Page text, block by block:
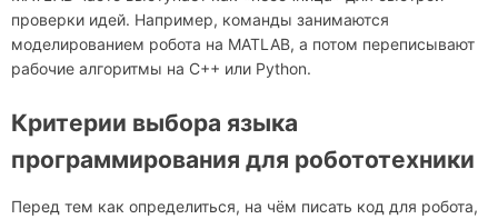
проверки идей. Например, команды занимаются
моделированием робота на MATLAB, а потом переписывают
рабочие алгоритмы на C++ или Python.
Критерии выбора языка
программирования для робототехники
Перед тем как определиться, на чём писать код для робота,